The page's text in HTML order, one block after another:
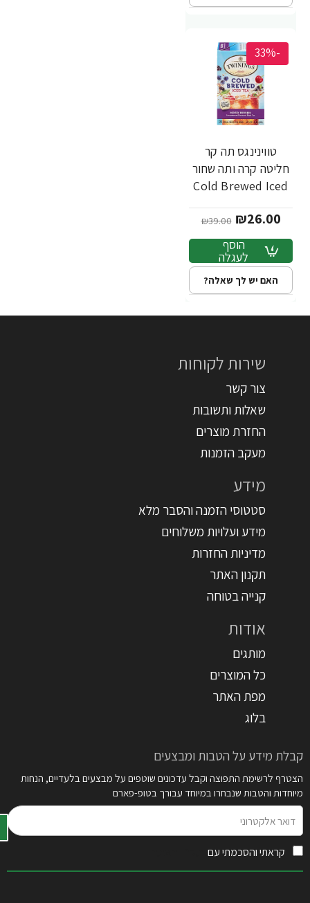
-33%
טווינינגס תה קר
חליטה קרה ותה שחור
Cold Brewed Iced
פירות יער 20 שקיקי -
מבית Twinings
₪26.00
₪39.00
הוסף
לעגלה
האם יש לך שאלה?
שירות לקוחות
צור קשר
שאלות ותשובות
החזרת מוצרים
מעקב הזמנות
מידע
סטטוסי הזמנה והסבר מלא
מידע ועלויות משלוחים
מדיניות החזרות
תקנון האתר
קנייה בטוחה
אודות
מותגים
כל המוצרים
מפת האתר
בלוג
קבלת מידע על הטבות ומבצעים
הצטרף לרשימת התפוצה וקבל עדכונים שוטפים על מבצעים בלעדיים, הנחות
מיוחדות והטבות שנבחרו במיוחד עבורך בטופ-פארם
אלקטרוני
קראתי והסכמתי עם